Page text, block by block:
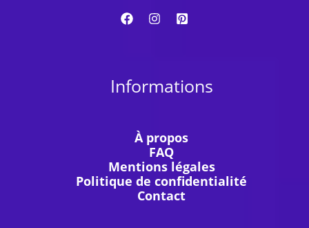
Informations
À propos
FAQ
Mentions légales
Politique de confidentialité
Contact